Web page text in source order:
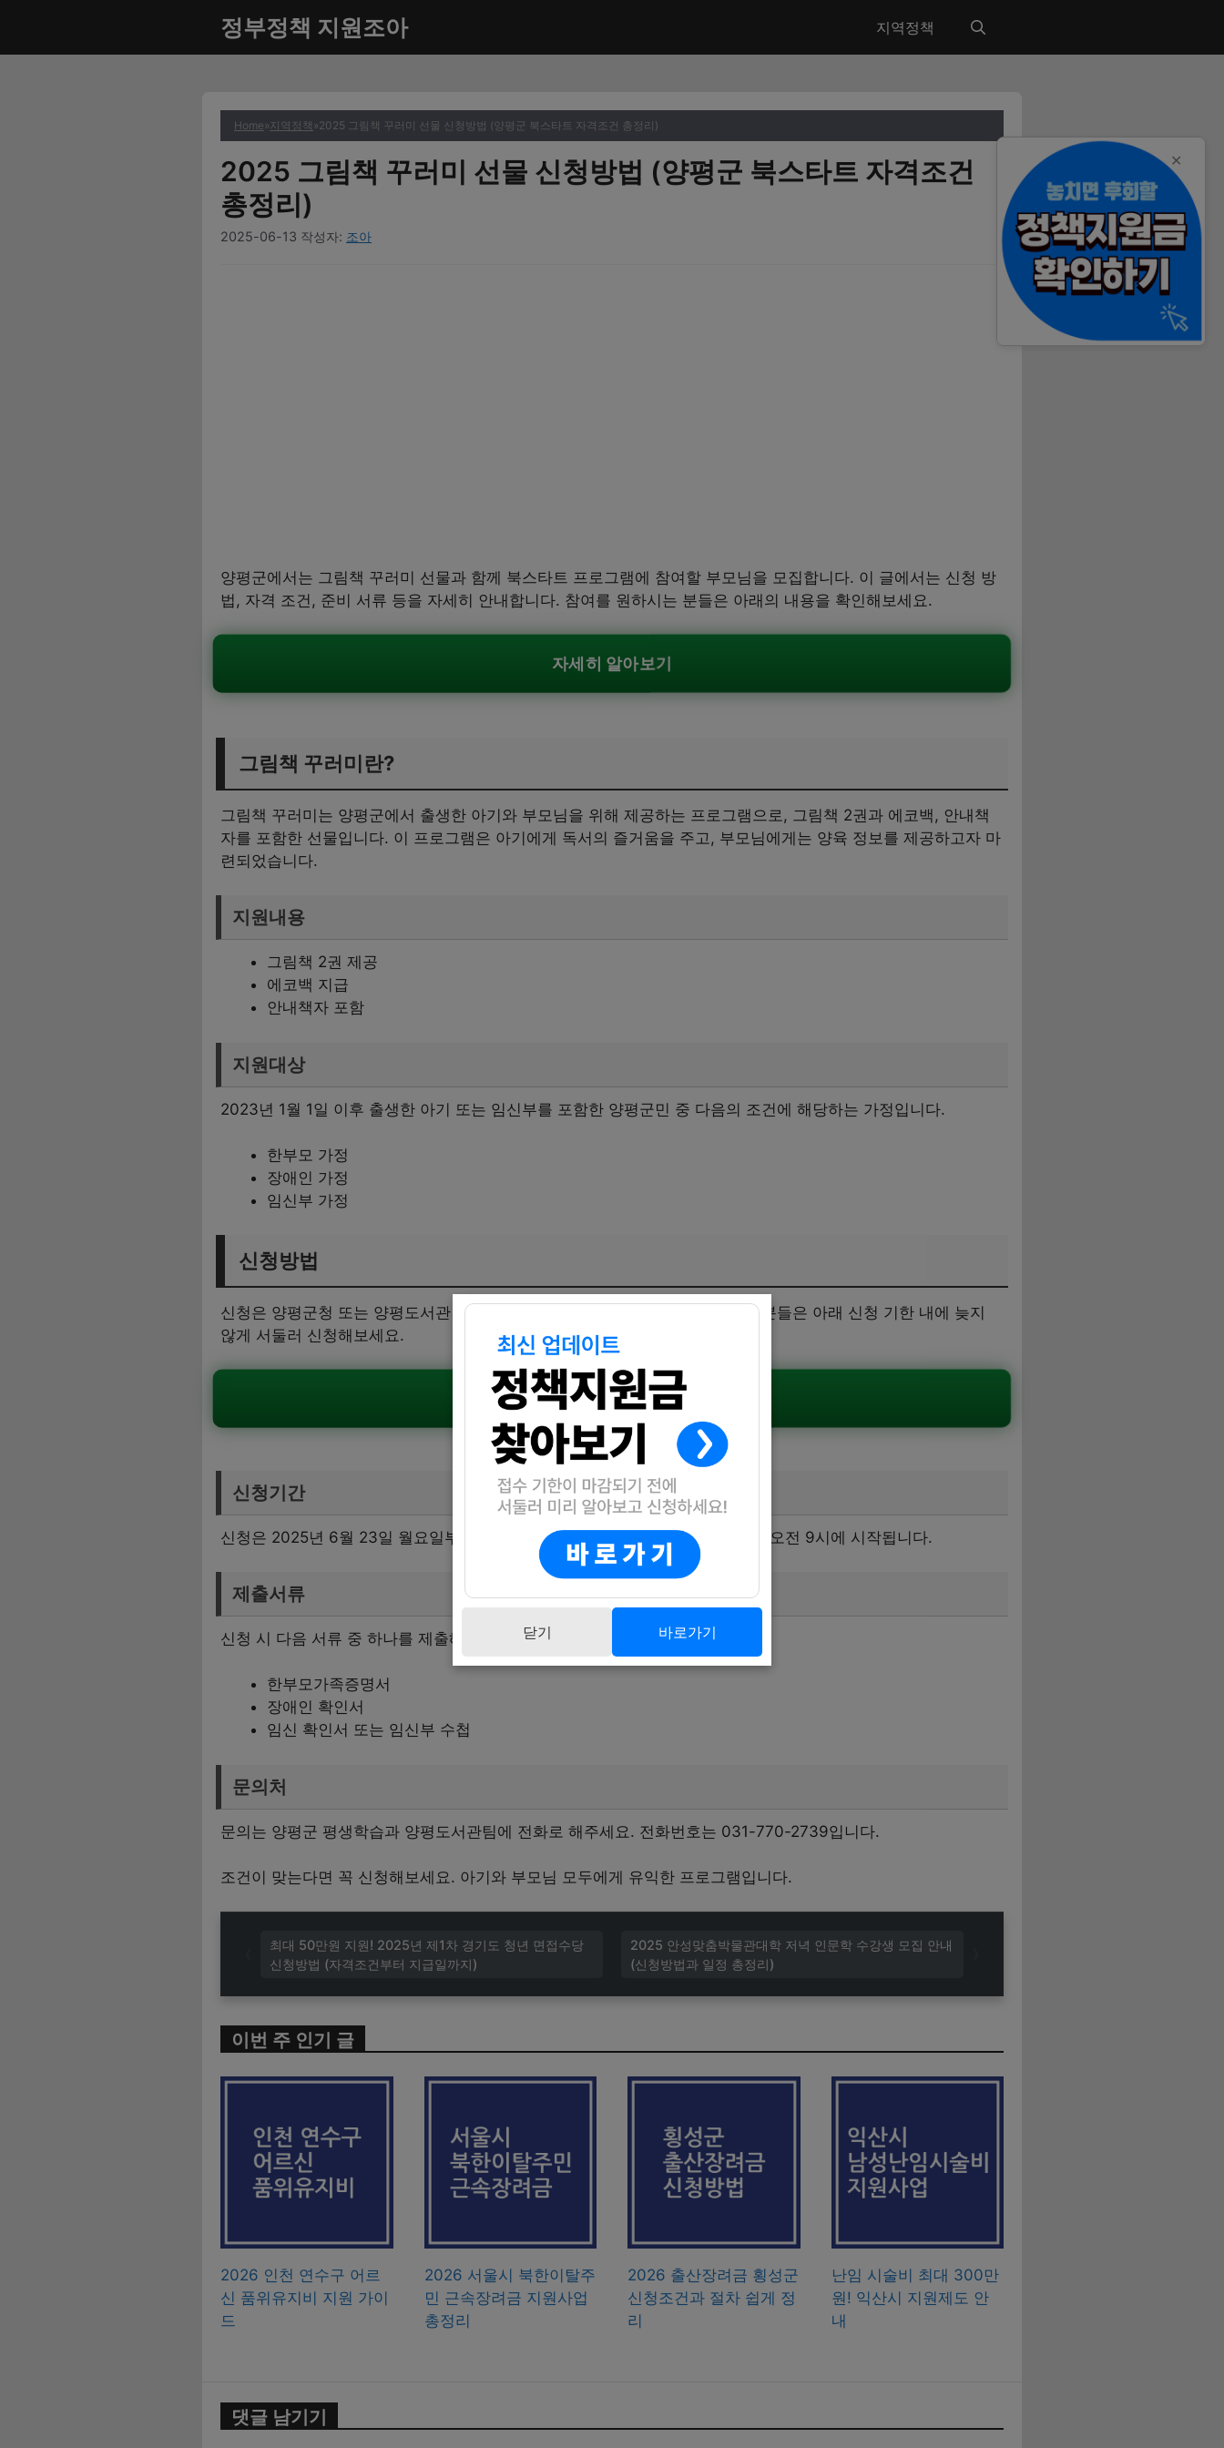
츠
정부정책 지원조아 지역정책
Home»지역정책 »2025 그림책 꾸러미 선물 신청방법 (양평군 북스타트 자격조건 총정리)
2025 그림책 꾸러미 선물 신청방법 (양평군 북스타트 자격조건
총정리)
2025-06-13 작성자: 조아
양평군에서는 그림책 꾸러미 선물과 함께 북스타트 프로그램에 참여할 부모님을 모집합니다. 이 글에서는 신청 방
법, 자격 조건, 준비 서류 등을 자세히 안내합니다. 참여를 원하시는 분들은 아래의 내용을 확인해보세요.
자세히 알아보기
그림책 꾸러미란?
그림책 꾸러미는 양평군에서 출생한 아기와 부모님을 위해 제공하는 프로그램으로, 그림책 2권과 에코백, 안내책
자를 포함한 선물입니다. 이 프로그램은 아기에게 독서의 즐거움을 주고, 부모님에게는 양육 정보를 제공하고자 마
련되었습니다.
지원내용
그림책 2권 제공
에코백 지급
안내책자 포함
지원대상
2023년 1월 1일 이후 출생한 아기 또는 임신부를 포함한 양평군민 중 다음의 조건에 해당하는 가정입니다.
한부모 가정
장애인 가정
임신부 가정
신청방법
신청은 양평군청 또는 양평도서관 홈페이지를 통해 진행됩니다. 신청을 원하는 분들은 아래 신청 기한 내에 늦지
않게 서둘러 신청해보세요.
공식공고 확인하기
신청기간
신청은 2025년 6월 23일 월요일부터 6월 30일 월요일까지 진행됩니다. 접수는 오전 9시에 시작됩니다.
제출서류
신청 시 다음 서류 중 하나를 제출해야 합니다.
한부모가족증명서
장애인 확인서
임신 확인서 또는 임신부 수첩
문의처
문의는 양평군 평생학습과 양평도서관팀에 전화로 해주세요. 전화번호는 031-770-2739입니다.
조건이 맞는다면 꼭 신청해보세요. 아기와 부모님 모두에게 유익한 프로그램입니다.
2025 안성맞춤박물관대학 저녁 인문학 수강생 모집 안내
(신청방법과 일정 총정리)
최대 50만원 지원! 2025년 제1차 경기도 청년 면접수당
신청방법 (자격조건부터 지급일까지)
이번 주 인기 글
2026 인천 연수구 어르
신 품위유지비 지원 가이
드
2026 서울시 북한이탈주
민 근속장려금 지원사업
총정리
2026 출산장려금 횡성군
신청조건과 절차 쉽게 정
리
난임 시술비 최대 300만
원! 익산시 지원제도 안
내
댓글 남기기
✕
닫기 바로가기